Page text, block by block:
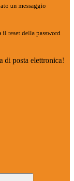
un messaggio
il reset della password
di posta elettronica!